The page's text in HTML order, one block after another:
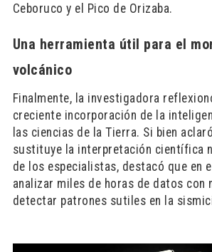
Ceboruco y el Pico de Orizaba.
Una herramienta útil para el
volcánico
Finalmente, la investigadora
creciente incorporación de la
las ciencias de la Tierra. Si bien
sustituye la interpretación científica
de los especialistas, destacó que en
analizar miles de horas de datos con
detectar patrones sutiles en la